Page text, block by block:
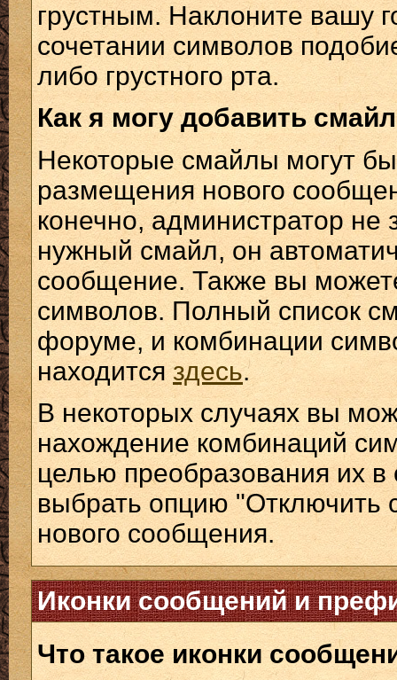
грустным. Наклоните вашу
сочетании символов
либо грустного рта.
Как я могу добавить
Некоторые смайлы могут
размещения нового
конечно, администратор не
нужный смайл, он
сообщение. Также вы
символов. Полный список
форуме, и комбинации
находитсяздесь.
В некоторых случаях вы
нахождение комбинаций
целью преобразования их
выбрать опцию "Отключить
нового сообщения.
Иконки сообщений и
Что такое иконки